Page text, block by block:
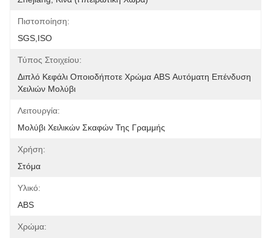
Πιστοποίηση:
SGS,ISO
Τύπος Στοιχείου:
Διπλό Κεφάλι Οποιοδήποτε Χρώμα ABS Αυτόματη Επένδυση
Χειλιών Μολύβι
Λειτουργία:
Μολύβι Χειλικών Σκαφών Της Γραμμής
Χρήση:
Στόμα
Υλικό:
ABS
Χρώμα: